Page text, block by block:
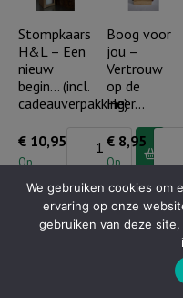
gezegend...
(incl.
cadeauverpakking)
aantal
(incl.
Stompkaars
H&L – Een
nieuw
begin… (incl.
cadeauverpakking)
€ 10,95
Op
Stompkaars
H&L
-
Een
Boog voor
jou –
Vertrouw
op de
Heer…
€ 8,95
Op
voor
jou
-
We gebruiken cookies om
ervaring op onze
gebruiken van deze